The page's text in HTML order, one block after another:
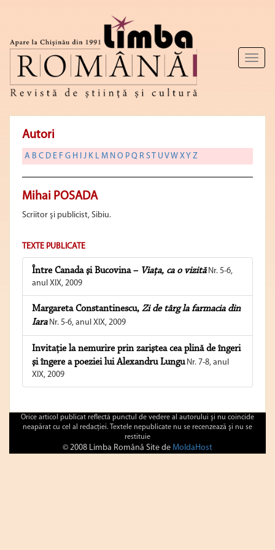
Toggle
Autori
A B C D E F G H I J K L M N O P Q R S T U VW X Y Z
Mihai POSADA
Scriitor şi publicist, Sibiu.
TEXTE PUBLICATE
Între Canada şi Bucovina – Viaţa, ca o vizităNr. 5-6,
anul XIX, 2009
Margareta Constantinescu, Zi de târg la farmacia din
IaraNr. 5-6, anul XIX, 2009
Invitaţie la nemurire prin zariştea cea plină de îngeri
şi îngere a poeziei lui Alexandru LunguNr. 7-8, anul
XIX, 2009
Orice articol publicat reflectă punctul de vedere al autorului şi nu coincide
neapărat cu cel al redacţiei. Textele nepublicate nu se recenzează şi nu se
restituie
© 2008 Limba Română Site de MoldaHost